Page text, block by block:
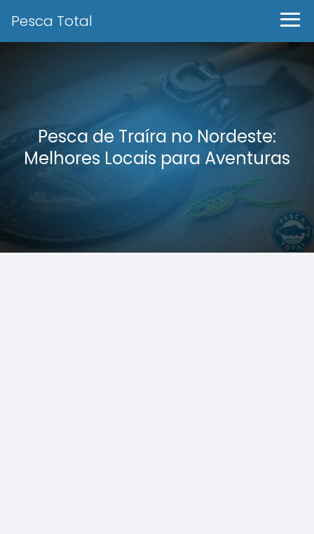
Pesca Total
Pesca de Traíra no Nordeste:
Melhores Locais para Aventuras